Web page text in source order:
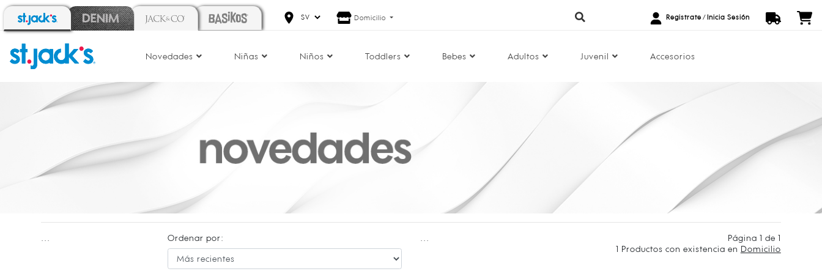
Domicilio Registrate /Inicia Sesión
Novedades Niñas Niños Toddlers Bebes Adultos Juvenil Accesorios
Ordenar por:
Página 1 de 1
1 Productos con existencia en Domicilio